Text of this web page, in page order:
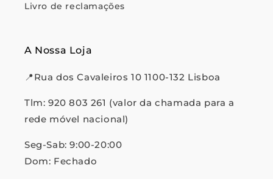
Livro de reclamações
A Nossa Loja
📍Rua dos Cavaleiros 10 1100-132 Lisboa
Tlm: 920 803 261 (valor da chamada para a
rede móvel nacional)
Seg-Sab: 9:00-20:00
Dom: Fechado